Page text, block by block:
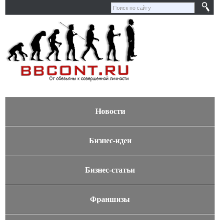
Новости
Бизнес-идеи
Бизнес-статьи
Франшизы